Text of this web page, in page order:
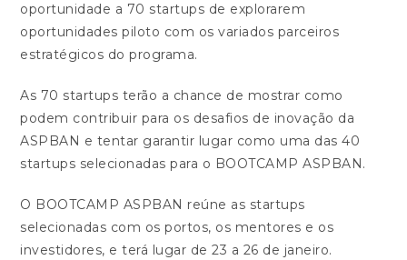
oportunidade a 70 startups de explorarem
oportunidades piloto com os variados parceiros
estratégicos do programa.
As 70 startups terão a chance de mostrar como
podem contribuir para os desafios de inovação da
ASPBAN e tentar garantir lugar como uma das 40
startups selecionadas para o BOOTCAMP ASPBAN.
O BOOTCAMP ASPBAN reúne as startups
selecionadas com os portos, os mentores e os
investidores, e terá lugar de 23 a 26 de janeiro.